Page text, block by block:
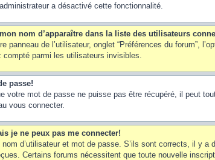
a désactivé cette fonctionnalité.
nom d’apparaître dans la liste des utilisateurs
panneau de l’utilisateur, onglet “Préférences du forum”,
compté parmi les utilisateurs invisibles.
passe!
votre mot de passe ne puisse pas être récupéré, il peut
vous connecter.
je ne peux pas me connecter!
d’utilisateur et mot de passe. S’ils sont corrects, il y
Certains forums nécessitent que toute nouvelle